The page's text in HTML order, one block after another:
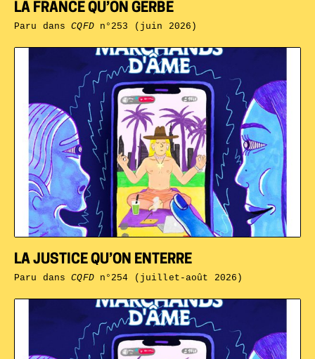
LA JUSTICE QU’ON ENTERRE
Paru dansCQFDn°254 (juillet-août 2026)
LA FRANCE QU’ON GERBE
Paru dansCQFDn°253 (juin 2026)